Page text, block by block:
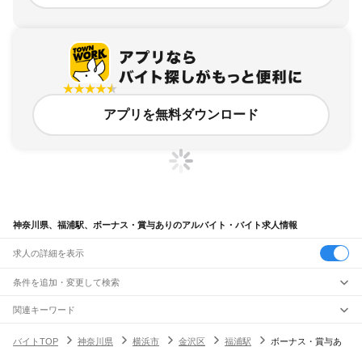
アプリを無料ダウンロード
神奈川県、福浦駅、ボーナス・賞与ありのアルバイト・バイト求人情報
求人の詳細を表示
条件を追加・変更して検索
市区町村を追加・変更
神奈川県
すべて
駅を追加・変更
関連キーワード
バイトTOP
神奈川県 横浜市 金沢区 福浦駅 ボーナス・賞与あ